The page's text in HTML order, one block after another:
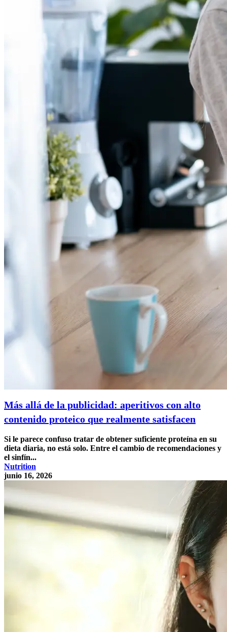
Más allá de la publicidad: aperitivos con alto
contenido proteico que realmente satisfacen
Si le parece confuso tratar de obtener suficiente proteína en su
dieta diaria, no está solo. Entre el cambio de recomendaciones y
el sinfín...
Nutrition
junio 16, 2026